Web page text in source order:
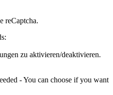
reCaptcha.
zu aktivieren/deaktivieren.
- You can choose if you want